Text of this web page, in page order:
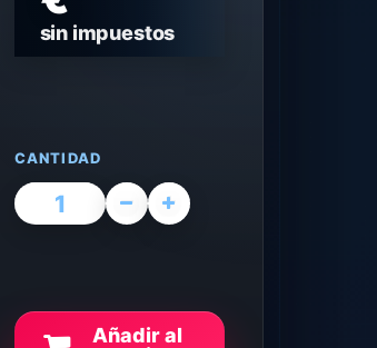
sin impuestos
CANTIDAD
Añadir al